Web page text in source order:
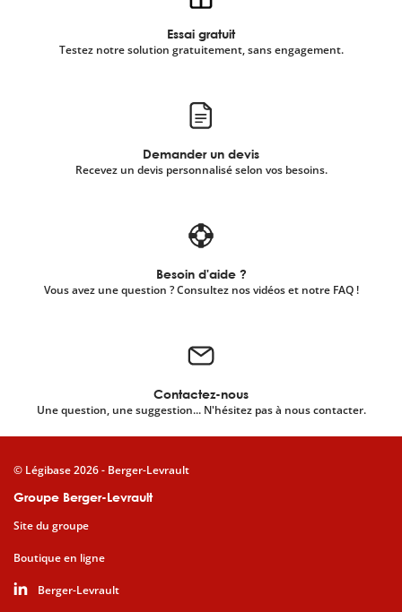
Essai gratuit
Testez notre solution gratuitement, sans engagement.
Demander un devis
Recevez un devis personnalisé selon vos besoins.
Besoin d'aide ?
Vous avez une question ? Consultez nos vidéos et notre FAQ !
Contactez-nous
Une question, une suggestion... N'hésitez pas à nous contacter.
Groupe Berger-Levrault
Site du groupe
Boutique en ligne
Berger-Levrault
© Légibase 2026 - Berger-Levrault